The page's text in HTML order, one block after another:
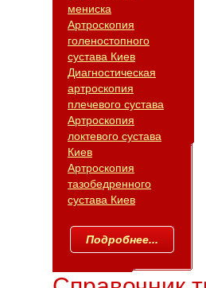
мениска
Артроскопия
голеностопного
сустава Киев
Диагностическая
артроскопия
плечевого сустава
Артроскопия
локтевого сустава
Киев
Артроскопия
тазобедренного
сустава Киев
Подробнее...